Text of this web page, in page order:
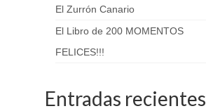
El Zurrón Canario
El Libro de 200 MOMENTOS
FELICES!!!
Entradas recientes